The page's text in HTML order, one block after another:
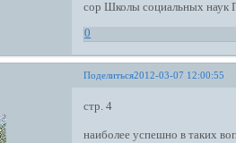
сор Школы социальных наук
0
Поделиться2012-03-07 12:00:55
стр. 4
наиболее успешно в таких